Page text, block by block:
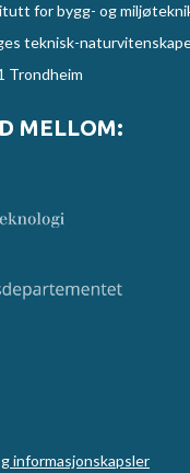
for bygg- og
teknisk-
Trondheim
MELLOM:
informasjonskapsler